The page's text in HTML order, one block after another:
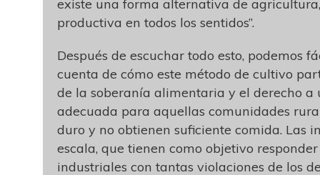
existe una forma alternativa de
productiva en todos los sentidos”.
Después de escuchar todo esto, podemos
cuenta de cómo este método de cultivo
de la soberanía alimentaria y el derecho a
adecuada para aquellas comunidades
duro y no obtienen suficiente comida. Las
escala, que tienen como objetivo
industriales con tantas violaciones de los